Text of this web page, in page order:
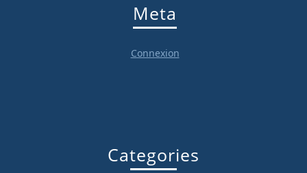
Meta
Connexion
Categories